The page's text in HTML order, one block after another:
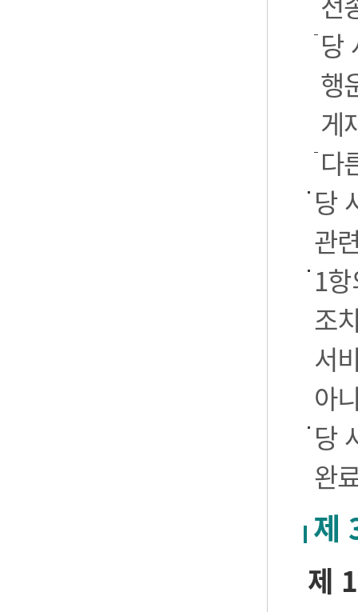
당
행
게
다
당
관
1
조
서
아
당
완
제
제